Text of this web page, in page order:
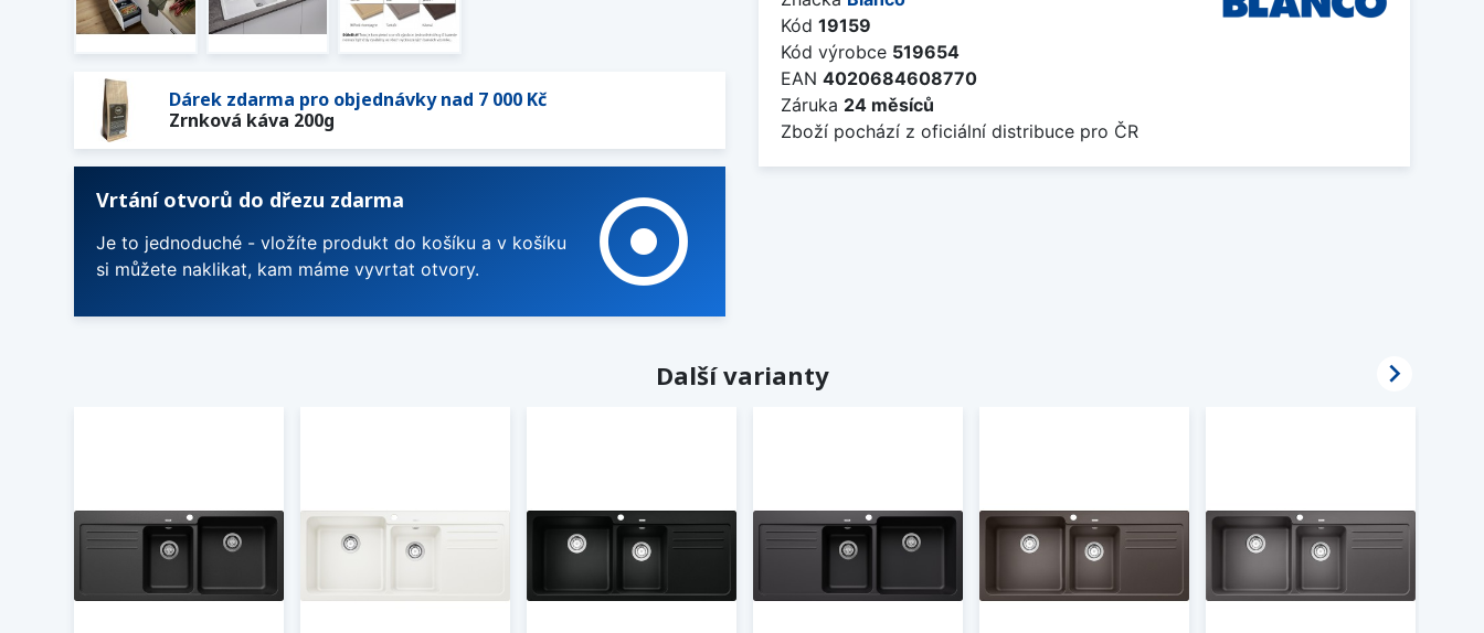
Dárek zdarma pro objednávky nad 7 000 Kč
Zrnková káva 200g
Vrtání otvorů do dřezu zdarma
Je to jednoduché - vložíte produkt do košíku a v košíku
si můžete naklikat, kam máme vyvrtat otvory.
adjust
Kód 19159
Kód výrobce 519654
EAN 4020684608770
Záruka 24 měsíců
Zboží pochází z oficiální distribuce pro ČR
Další varianty 